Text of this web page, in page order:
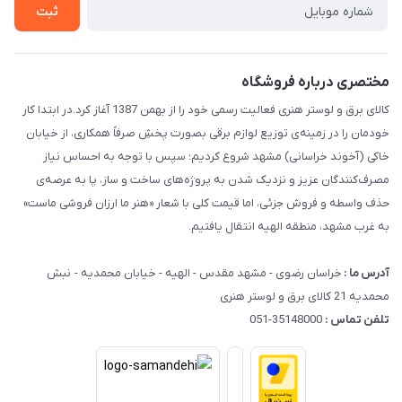
حریم خصوصی
ثبت
مختصری درباره فروشگاه
کالای برق و لوستر هنری فعالیت رسمی خود را از بهمن 1387 آغاز کرد.در ابتدا کار
خودمان را در زمینه‌ی توزیع لوازم برقی بصورت پخشِ صرفاً همکاری، از خیابان
خاکی (آخوند خراسانی) مشهد شروع کردیم؛ سپس با توجه به احساس نیاز
مصرف‌کنندگان عزیز و نزدیک شدن به پروژه‌های ساخت و ساز، پا به عرصه‌ی
حذف واسطه و فروش جزئی، اما قیمت کلی با شعار «هنر ما ارزان فروشی ماست»
به غرب مشهد، منطقه الهیه انتقال یافتیم.
آدرس ما : خراسان رضوی - مشهد مقدس - الهیه - خیابان محمدیه - نبش
محمدیه 21 کالای برق و لوستر هنری
تلفن تماس :